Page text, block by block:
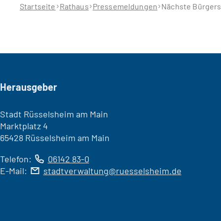
hier:Startseite Rathaus Pressemeldungen Nächste
Seitenfuß
Herausgeber
Stadt Rüsselsheim am Main
Marktplatz 4
65428 Rüsselsheim am Main
Telefon:
06142 83-0
E-Mail:
stadtverwaltung ruesselsheim de